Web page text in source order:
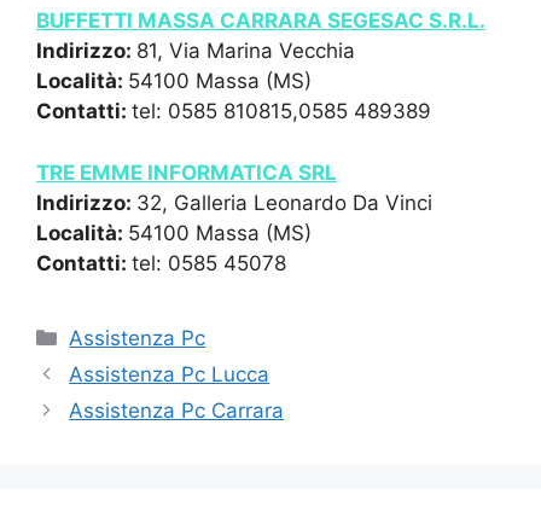
BUFFETTI MASSA CARRARA SEGESAC S.R.L.
Indirizzo: 81, Via Marina Vecchia
Località: 54100 Massa (MS)
Contatti: tel: 0585 810815,0585 489389
TRE EMME INFORMATICA SRL
Indirizzo: 32, Galleria Leonardo Da Vinci
Località: 54100 Massa (MS)
Contatti: tel: 0585 45078
Categorie
Assistenza Pc
Assistenza Pc Lucca
Assistenza Pc Carrara